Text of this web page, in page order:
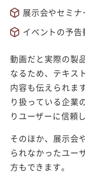
展示会やセミ
イベントの予告
動画だと実際の製
なるため、テキス
内容も伝えられま
り扱っている企業
りユーザーに信頼
そのほか、展示会
られなかったユー
方もできます。